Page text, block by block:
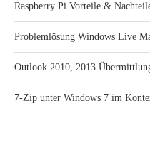
Raspberry Pi Vorteile &
Problemlösung Windows Live
Outlook 2010, 2013
7-Zip unter Windows 7 im